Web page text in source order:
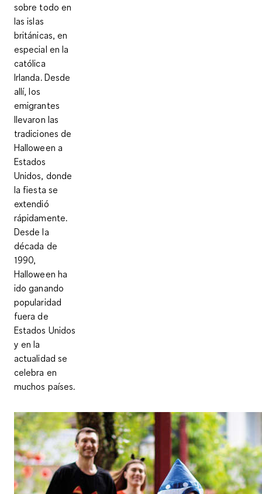
sobre todo en
las islas
británicas, en
especial en la
católica
Irlanda. Desde
allí, los
emigrantes
llevaron las
tradiciones de
Halloween a
Estados
Unidos, donde
la fiesta se
extendió
rápidamente.
Desde la
década de
1990,
Halloween ha
ido ganando
popularidad
fuera de
Estados Unidos
y en la
actualidad se
celebra en
muchos países.